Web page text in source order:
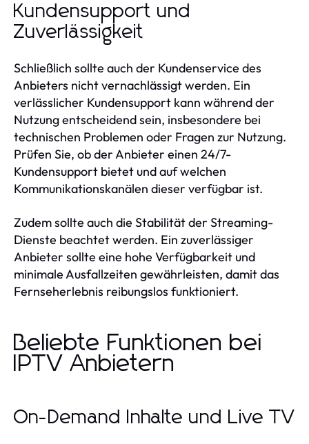
Kundensupport und
Zuverlässigkeit
Schließlich sollte auch der Kundenservice des
Anbieters nicht vernachlässigt werden. Ein
verlässlicher Kundensupport kann während der
Nutzung entscheidend sein, insbesondere bei
technischen Problemen oder Fragen zur Nutzung.
Prüfen Sie, ob der Anbieter einen 24/7-
Kundensupport bietet und auf welchen
Kommunikationskanälen dieser verfügbar ist.
Zudem sollte auch die Stabilität der Streaming-
Dienste beachtet werden. Ein zuverlässiger
Anbieter sollte eine hohe Verfügbarkeit und
minimale Ausfallzeiten gewährleisten, damit das
Fernseherlebnis reibungslos funktioniert.
Beliebte Funktionen bei
IPTV Anbietern
On-Demand Inhalte und Live TV